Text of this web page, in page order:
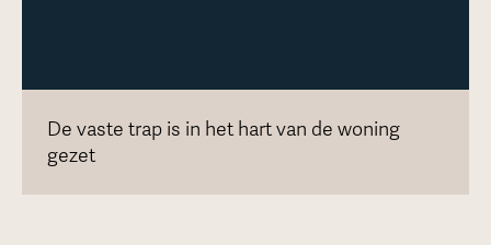
De vaste trap is in het hart van de woning
gezet